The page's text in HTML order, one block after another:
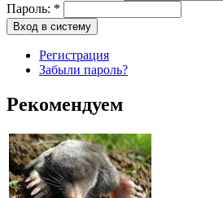
Пароль: *
Регистрация
Забыли пароль?
Рекомендуем